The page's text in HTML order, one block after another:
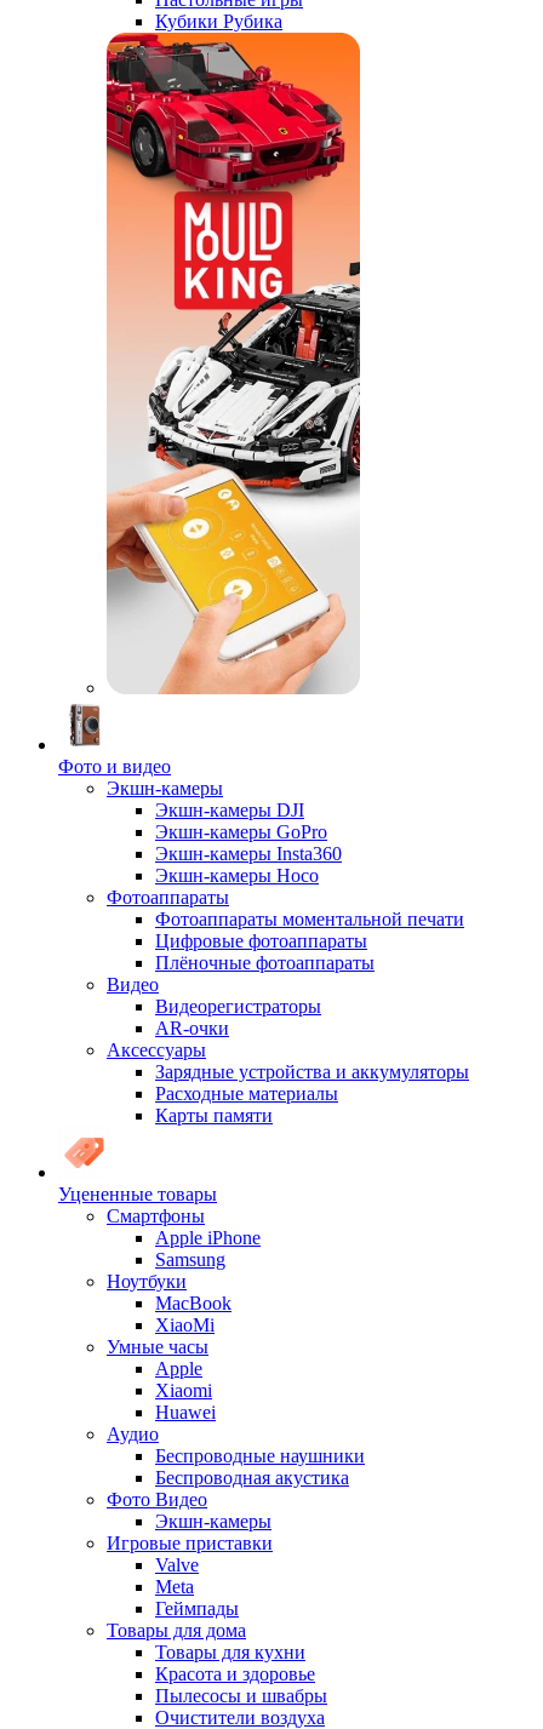
Кубики Рубика
Фото и видео
Экшн-камеры
Экшн-камеры DJI
Экшн-камеры GoPro
Экшн-камеры Insta360
Экшн-камеры Hoco
Фотоаппараты
Фотоаппараты моментальной печати
Цифровые фотоаппараты
Плёночные фотоаппараты
Видео
Видеорегистраторы
AR-очки
Аксессуары
Зарядные устройства и аккумуляторы
Расходные материалы
Карты памяти
Уцененные товары
Cмартфоны
Apple iPhone
Samsung
Ноутбуки
MacBook
XiaoMi
Умные часы
Apple
Xiaomi
Huawei
Аудио
Беспроводные наушники
Беспроводная акустика
Фото Видео
Экшн-камеры
Игровые приставки
Valve
Meta
Геймпады
Товары для дома
Товары для кухни
Красота и здоровье
Пылесосы и швабры
Очистители воздуха